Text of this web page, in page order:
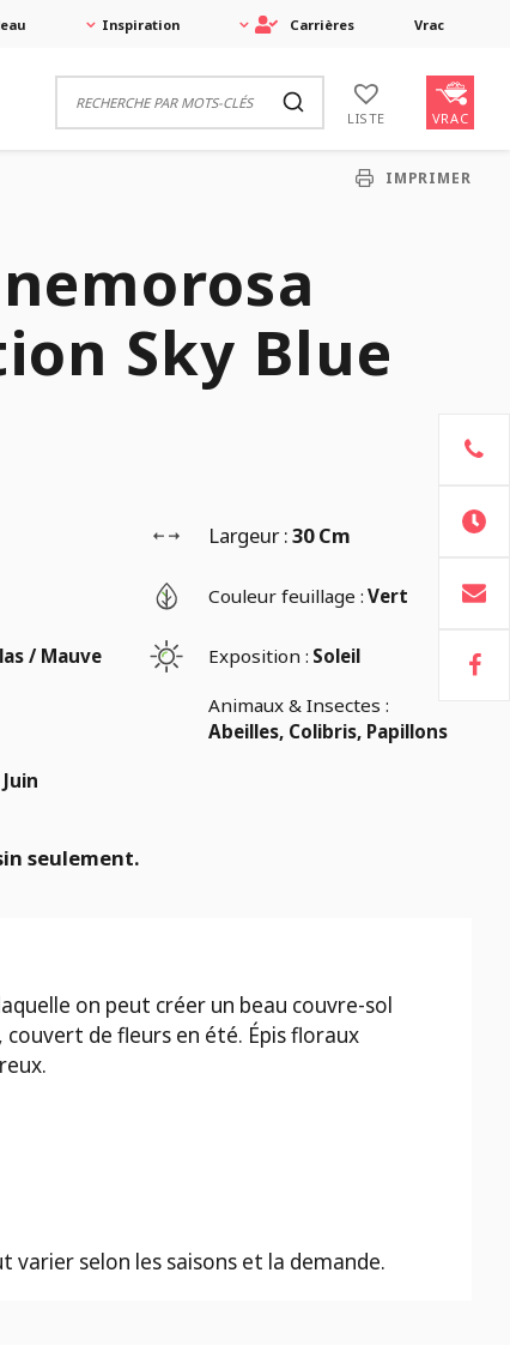
Inspiration Carrières Vrac
LISTE VRAC
IMPRIMER
Sky Blue
Largeur :30 Cm
Couleur feuillage : Vert
/ Mauve Exposition : Soleil
Animaux & Insectes :
Abeilles, Colibris, Papillons
seulement.
on peut créer un beau couvre-sol
couvert de fleurs en été. Épis floraux
varier selon les saisons et la demande.